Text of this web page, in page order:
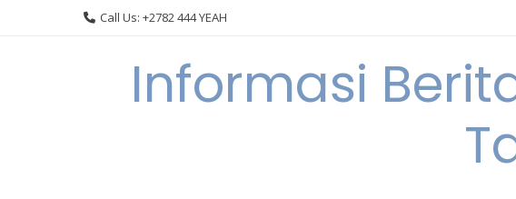
Call Us: +2782 444 YEAH
Informasi